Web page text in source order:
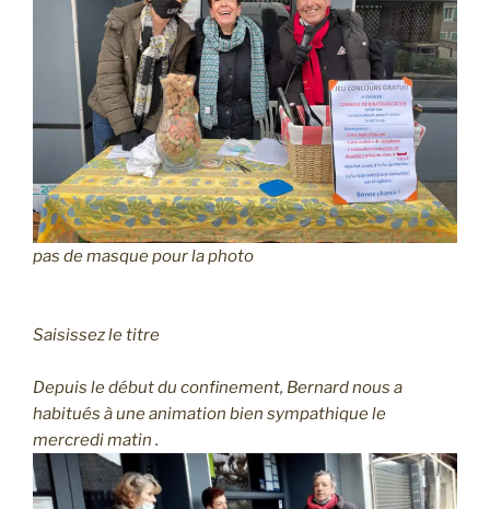
pas de masque pour la photo
Saisissez le titre
Depuis le début du confinement, Bernard nous a
habitués à une animation bien sympathique le
mercredi matin .